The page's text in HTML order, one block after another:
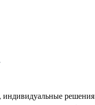
индивидуальные решения